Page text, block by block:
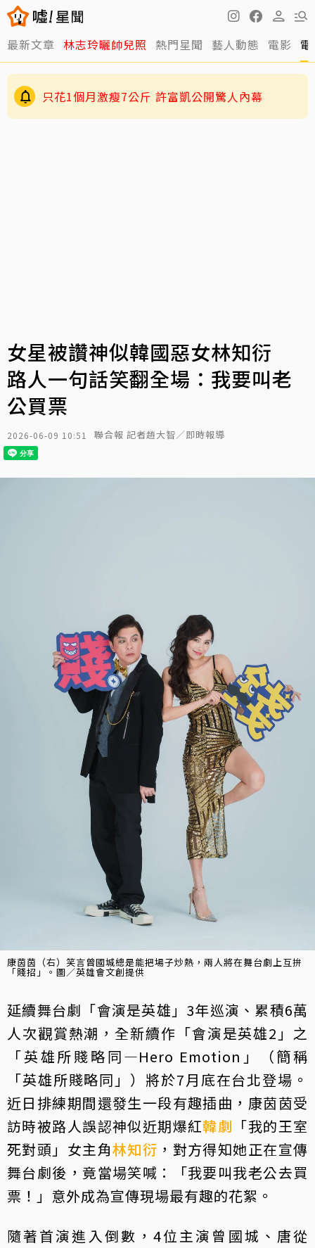
最新文章 林志玲曬帥兒照 熱門星聞 藝人動態 電影
只花1個月激瘦7公斤 許富凱公開驚人內幕
女星被讚神似韓國惡女林知衍
路人一句話笑翻全場：我要叫老
公買票
2026-06-09 10:51 聯合報 記者趙大智／即時報導
康茵茵（右）笑言曾國城總是能把場子炒熱，兩人將在舞台劇上互拚
「賤招」。圖／英雄會文創提供
延續舞台劇「會演是英雄」3年巡演、累積6萬
人次觀賞熱潮，全新續作「會演是英雄2」之
「英雄所賤略同—Hero Emotion」（簡稱
「英雄所賤略同」）將於7月底在台北登場。
近日排練期間還發生一段有趣插曲，康茵茵受
訪時被路人誤認神似近期爆紅韓劇 「我的王室
死對頭」女主角林知衍 ，對方得知她正在宣傳
舞台劇後，竟當場笑喊：「我要叫我老公去買
票！」意外成為宣傳現場最有趣的花絮。
隨著首演進入倒數，4位主演曾國城、唐從